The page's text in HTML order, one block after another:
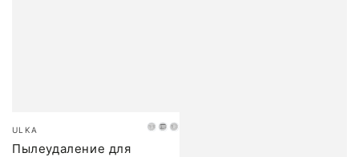
Бренд:
ULKA Остроумие
Черный
Серый
Пылеудаление для